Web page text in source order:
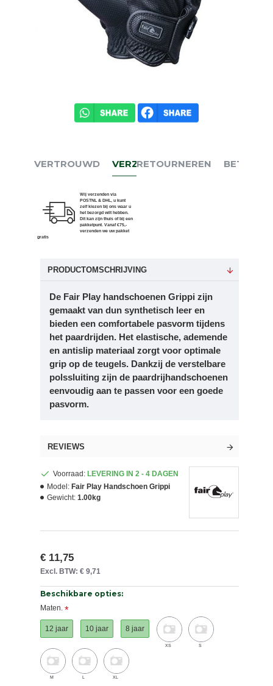
VERTROUWD VERZENDEN
Wij verzenden via
POSTNL & DHL, u kunt
zelf kiezen bij ons waar u
het bezorgd wilt hebben.
Dit kan zijn thuis of bij een
pakketpunt. Vanaf €75,-
verzenden we uw pakket
gratis
RETOURNEREN BETALEN
PRODUCTOMSCHRIJVING
De Fair Play handschoenen Grippi zijn
gemaakt van dun synthetisch leer en
bieden een comfortabele pasvorm tijdens
het paardrijden. Het elastische, ademende
en antislip materiaal zorgt voor optimale
grip op de teugels. Dankzij de verstelbare
polssluiting zijn de paardrijhandschoenen
eenvoudig aan te passen voor een goede
pasvorm.
REVIEWS
Voorraad: LEVERING IN 2 - 4 DAGEN
Model: Fair Play Handschoen Grippi
Gewicht: 1.00kg
€ 11,75
Excl. BTW: € 9,71
Beschikbare opties:
Maten.
12 jaar 10 jaar 8 jaar
XS S
M L XL